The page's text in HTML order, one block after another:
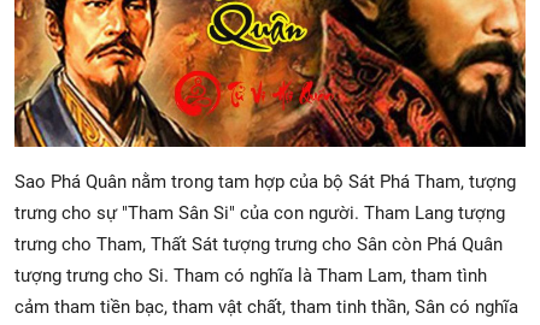
Sao Phá Quân nằm trong tam hợp của bộ Sát Phá Tham, tượng
trưng cho sự "Tham Sân Si" của con người. Tham Lang tượng
trưng cho Tham, Thất Sát tượng trưng cho Sân còn Phá Quân
tượng trưng cho Si. Tham có nghĩa là Tham Lam, tham tình
cảm tham tiền bạc, tham vật chất, tham tinh thần, Sân có nghĩa